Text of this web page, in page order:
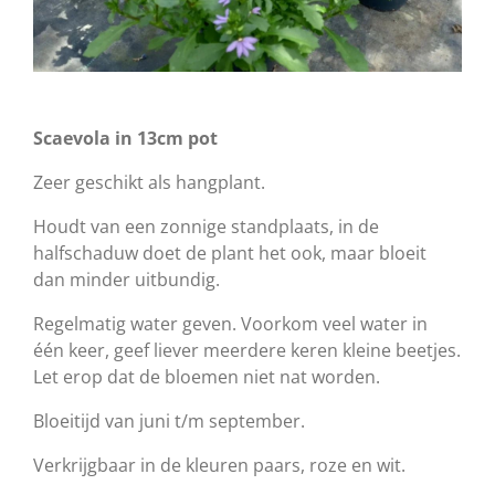
Scaevola in 13cm pot
Zeer geschikt als hangplant.
Houdt van een zonnige standplaats, in de
halfschaduw doet de plant het ook, maar bloeit
dan minder uitbundig.
Regelmatig water geven. Voorkom veel water in
één keer, geef liever meerdere keren kleine beetjes.
Let erop dat de bloemen niet nat worden.
Bloeitijd van juni t/m september.
Verkrijgbaar in de kleuren paars, roze en wit.